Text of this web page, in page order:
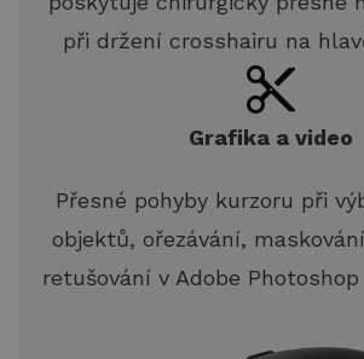
při držení crosshairu na
Grafika a video
Přesné pohyby kurzoru při
objektů, ořezávání,
retušování v Adobe